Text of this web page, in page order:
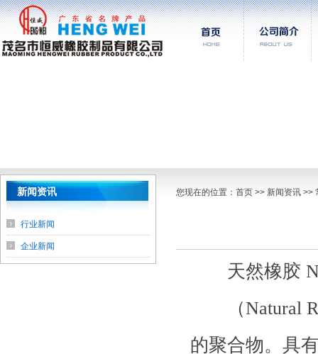
新闻资讯
行业新闻
企业新闻
您现在的位置： 首页 >> 新闻资讯 >>
天然橡胶
（Natural
的聚合物。具